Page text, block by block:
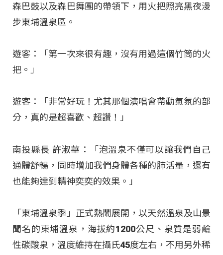
森巴鼓以及森巴舞團的帶領下，用火把照亮黑夜漫
步東埔溫泉區。
遊客：「第一次來很有趣，沒有用過這個竹筒的火
把。」
遊客：「非常好玩！尤其那個演唱會帶動氣氛的部
分，真的是超喜歡、超讚！」
南投縣長 許淑華：「泡溫泉不僅可以讓我們自己
通體舒暢，同時增加我們身體各種的肺活量，還有
也能夠達到精神奕奕的效果。」
「東埔溫泉季」正式熱鬧展開，以天然溫泉及山景
聞名的東埔溫泉，海拔約1200公尺、泉質是弱鹼
性碳酸泉，溫度維持在攝氏45度左右，不用另外稀